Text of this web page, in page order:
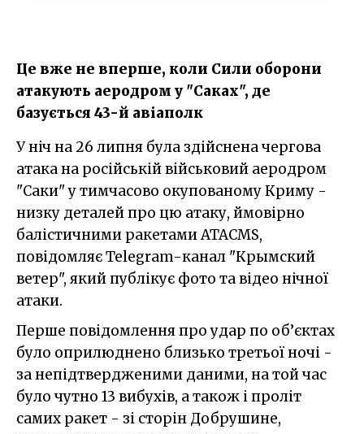
Це вже не вперше, коли Сили оборони
атакують аеродром у "Саках", де
базується 43-й авіаполк
У ніч на 26 липня була здійснена чергова
атака на російській військовий аеродром
"Саки" у тимчасово окупованому Криму -
низку деталей про цю атаку, ймовірно
балістичними ракетами ATACMS,
повідомляє Telegram-канал "Крымский
ветер", який публікує фото та відео нічної
атаки.
Перше повідомлення про удар по об’єктах
було оприлюднено близько третьої ночі -
за непідтвердженими даними, на той час
було чутно 13 вибухів, а також і проліт
самих ракет - зі сторін Добрушине,